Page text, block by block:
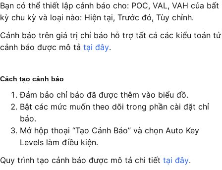
Bạn có thể thiết lập cảnh báo cho: POC, VAL, VAH của bất
kỳ chu kỳ và loại nào: Hiện tại, Trước đó, Tùy chỉnh.
Cảnh báo trên giá trị chỉ báo hỗ trợ tất cả các kiểu toán tử
cảnh báo được mô tả tại đây.
Cách tạo cảnh báo
Đảm bảo chỉ báo đã được thêm vào biểu đồ.
Bật các mức muốn theo dõi trong phần cài đặt chỉ
báo.
Mở hộp thoại “Tạo Cảnh Báo” và chọn Auto Key
Levels làm điều kiện.
Quy trình tạo cảnh báo được mô tả chi tiết tại đây.